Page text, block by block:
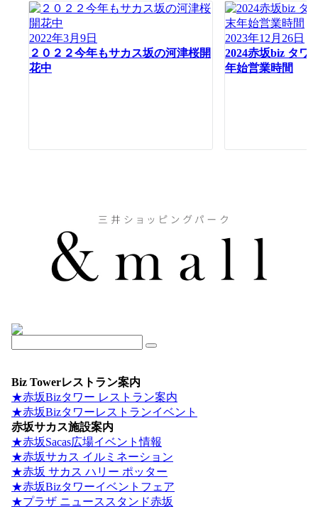
2022年3月9日
２０２２今年もサカス坂の河津桜開
花中
2023年12月26日
2024赤坂biz タワ
年始営業時間
Biz Towerレストラン案内
★赤坂Bizタワー レストラン案内
★赤坂Bizタワーレストランイベント
赤坂サカス施設案内
★赤坂Sacas広場イベント情報
★赤坂サカス イルミネーション
★赤坂 サカス ハリー ポッター
★赤坂Bizタワーイベントフェア
★プラザ ニューススタンド赤坂